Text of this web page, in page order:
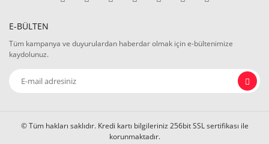
E-BÜLTEN
Tüm kampanya ve duyurulardan haberdar olmak için e-bültenimize
kaydolunuz.
© Tüm hakları saklıdır. Kredi kartı bilgileriniz 256bit SSL sertifikası ile
korunmaktadır.